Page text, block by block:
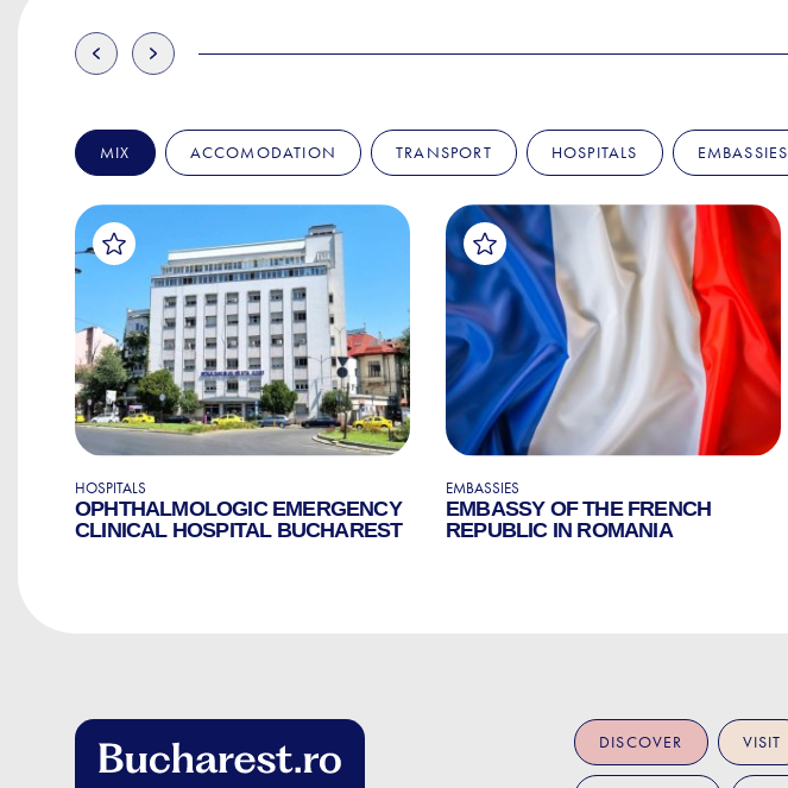
MIX ACCOMODATION TRANSPORT HOSPITALS EMBASSIES
HOSPITALS
OPHTHALMOLOGIC EMERGENCY
CLINICAL HOSPITAL BUCHAREST
EMBASSIES
EMBASSY OF THE FRENCH
REPUBLIC IN ROMANIA
DISCOVER VISIT